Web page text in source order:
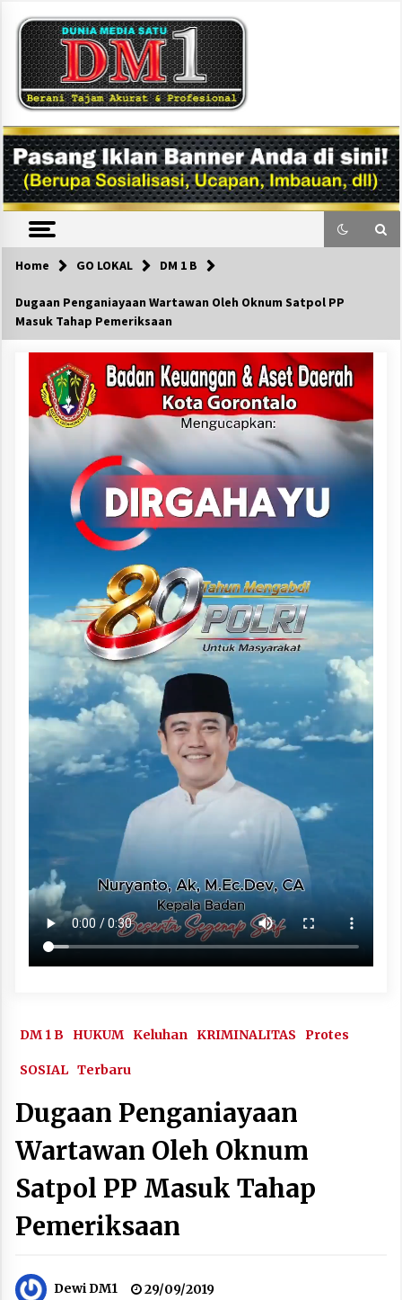
content
DM1
Home GO LOKAL DM 1 B
Dugaan Penganiayaan Wartawan Oleh Oknum Satpol PP
Masuk Tahap Pemeriksaan
DM 1 B HUKUM Keluhan KRIMINALITAS Protes
SOSIAL Terbaru
Dugaan Penganiayaan
Wartawan Oleh Oknum
Satpol PP Masuk Tahap
Pemeriksaan
Dewi DM1 29/09/2019